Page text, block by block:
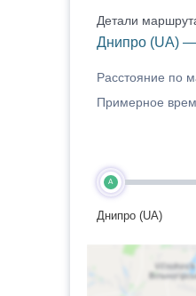
Детали
Днипро (UA) —
Расстояние по
Примерное
A
Днипро (UA)